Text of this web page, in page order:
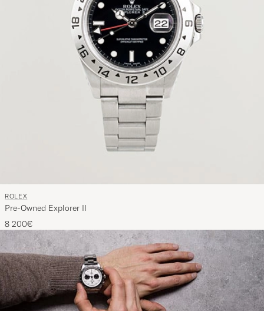
ROLEX
Pre-Owned Explorer II
8 200€